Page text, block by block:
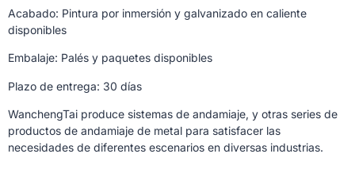
Acabado: Pintura por inmersión y galvanizado en caliente
disponibles
Embalaje: Palés y paquetes disponibles
Plazo de entrega: 30 días
WanchengTai produce sistemas de andamiaje, y otras series de
productos de andamiaje de metal para satisfacer las
necesidades de diferentes escenarios en diversas industrias.